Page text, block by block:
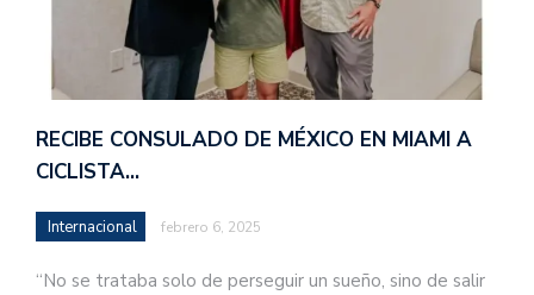
RECIBE CONSULADO DE MÉXICO EN MIAMI A
CICLISTA…
Internacional febrero 6, 2025
“No se trataba solo de perseguir un sueño, sino de salir